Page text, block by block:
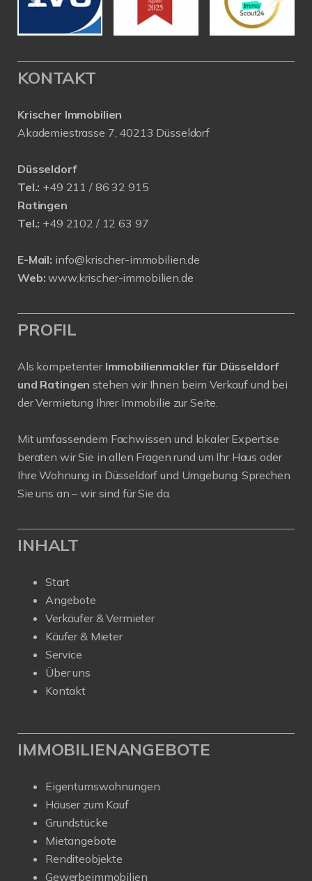
KONTAKT
Krischer Immobilien
Akademiestrasse 7, 40213 Düsseldorf
Düsseldorf
Tel.: +49 211 / 86 32 915
Ratingen
Tel.: +49 2102 / 12 63 97
E-Mail: info@krischer-immobilien.de
Web: www.krischer-immobilien.de
PROFIL
Als kompetenter Immobilienmakler für Düsseldorf
und Ratingen stehen wir Ihnen beim Verkauf und bei
der Vermietung Ihrer Immobilie zur Seite.
Mit umfassendem Fachwissen und lokaler Expertise
beraten wir Sie in allen Fragen rund um Ihr Haus oder
Ihre Wohnung in Düsseldorf und Umgebung. Sprechen
Sie uns an – wir sind für Sie da.
INHALT
Start
Angebote
Verkäufer & Vermieter
Käufer & Mieter
Service
Über uns
Kontakt
IMMOBILIENANGEBOTE
Eigentumswohnungen
Häuser zum Kauf
Grundstücke
Mietangebote
Renditeobjekte
Gewerbeimmobilien